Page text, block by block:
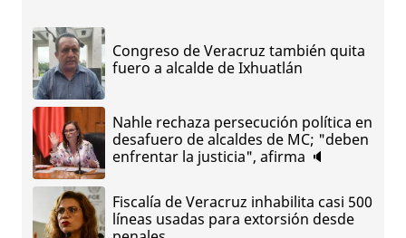
Congreso de Veracruz también quita
fuero a alcalde de Ixhuatlán
Nahle rechaza persecución política en
desafuero de alcaldes de MC; "deben
enfrentar la justicia", afirma 🔈
Fiscalía de Veracruz inhabilita casi 500
líneas usadas para extorsión desde